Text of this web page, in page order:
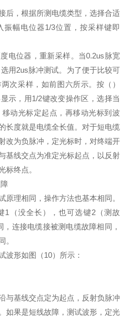
后，根据所测电缆类型，选择合适
幅电位器1/3位置，按采样键即
电位器，重新采样。当0.2us脉宽
用2us脉冲测试。为了便于比较可
次采样，如前图六所示。按（）
示，用1/2键改变操作区，选择当
动光标定起点，再移动光标到波
长度就是电缆全长值。对于短电缆
改为负脉冲，定光标时，对终端开
基线交点为准定光标起点，以反射
标终点。
原理相同，操作方法也基本相同。
1（没全长），也可选键2（测故
连接电缆接被测电缆故障相同，
。
波形如图（10）所示：
与基线交点定为起点，反射负脉冲
如果是短线故障，测试波形，定光